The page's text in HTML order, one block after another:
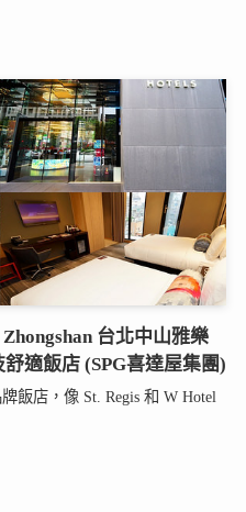
台北中山雅樂
適飯店 (SPG喜達屋集團)
飯店，像 St. Regis 和 W Hotel